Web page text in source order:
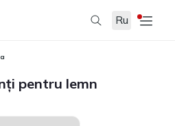
Ru
pentru lemn
Filtru